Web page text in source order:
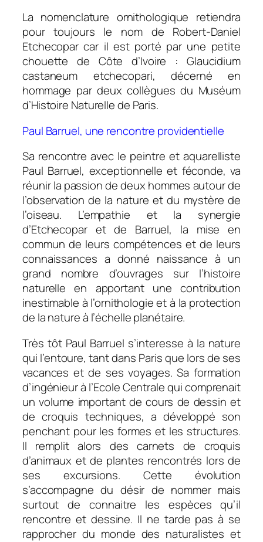
La nomenclature ornithologique retiendra
pour toujours le nom de Robert-Daniel
Etchecopar car il est porté par une petite
chouette de Côte d’Ivoire : Glaucidium
castaneum etchecopari, décerné en
hommage par deux collègues du Muséum
d’Histoire Naturelle de Paris.
Paul Barruel, une rencontre providentielle
Sa rencontre avec le peintre et aquarelliste
Paul Barruel, exceptionnelle et féconde, va
réunir la passion de deux hommes autour de
l’observation de la nature et du mystère de
l’oiseau. L’empathie et la synergie
d’Etchecopar et de Barruel, la mise en
commun de leurs compétences et de leurs
connaissances a donné naissance à un
grand nombre d’ouvrages sur l’histoire
naturelle en apportant une contribution
inestimable à l’ornithologie et à la protection
de la nature à l’échelle planétaire.
Très tôt Paul Barruel s’interesse à la nature
qui l’entoure, tant dans Paris que lors de ses
vacances et de ses voyages. Sa formation
d’ingénieur à l’Ecole Centrale qui comprenait
un volume important de cours de dessin et
de croquis techniques, a développé son
penchant pour les formes et les structures.
Il remplit alors des carnets de croquis
d’animaux et de plantes rencontrés lors de
ses excursions. Cette évolution
s’accompagne du désir de nommer mais
surtout de connaitre les espèces qu’il
rencontre et dessine. Il ne tarde pas à se
rapprocher du monde des naturalistes et